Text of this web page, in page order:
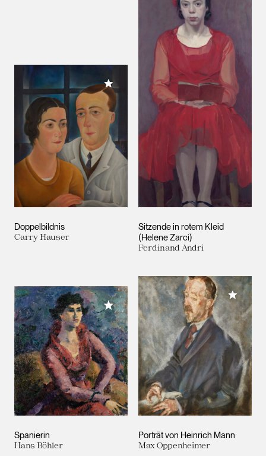
Doppelbildnis
Carry Hauser
Meiner Sammlung hinzufügen
Sitzende in rotem Kleid
(Helene Zarci)
Ferdinand Andri
Spanierin
Hans Böhler
Meiner Sammlung hinzufügen
Porträt von Heinrich Mann
Max Oppenheimer
Meiner